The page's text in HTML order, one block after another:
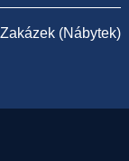
Zakázek (Nábytek)